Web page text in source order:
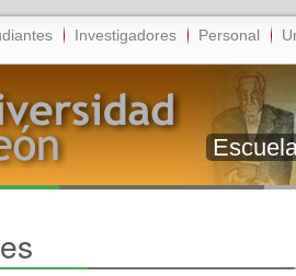
Investigadores Personal